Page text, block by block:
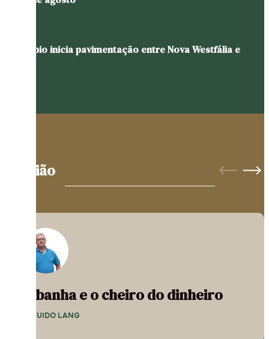
Município inicia pavimentação entre Nova Westfália e
Opinião
A banha e o cheiro do dinheiro
— GUIDO LANG